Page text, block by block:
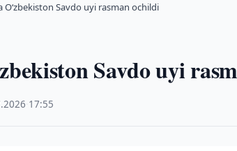
O‘zbekiston Savdo uyi rasman ochildi
Savdo uyi
17:55